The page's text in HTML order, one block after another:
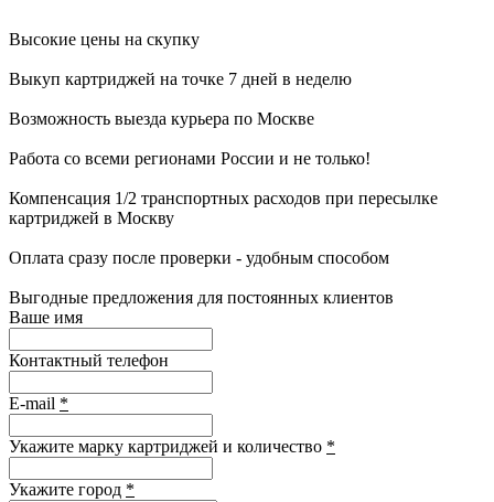
Высокие цены на скупку
Выкуп картриджей на точке 7 дней в неделю
Возможность выезда курьера по Москве
Работа со всеми регионами России и не только!
Компенсация 1/2 транспортных расходов при пересылке
картриджей в Москву
Оплата сразу после проверки - удобным способом
Выгодные предложения для постоянных клиентов
Ваше имя
Контактный телефон
E-mail *
Укажите марку картриджей и количество *
Укажите город *